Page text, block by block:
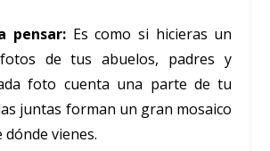
pensar:Es como si hicieras un
de tus abuelos, padres y
foto cuenta una parte de tu
juntas forman un gran mosaico
dónde vienes.